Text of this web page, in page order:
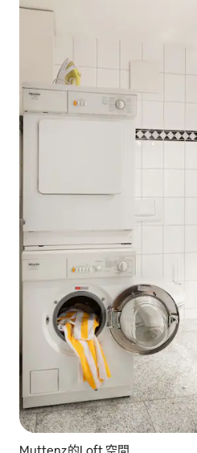
Muttenz的Loft 空間